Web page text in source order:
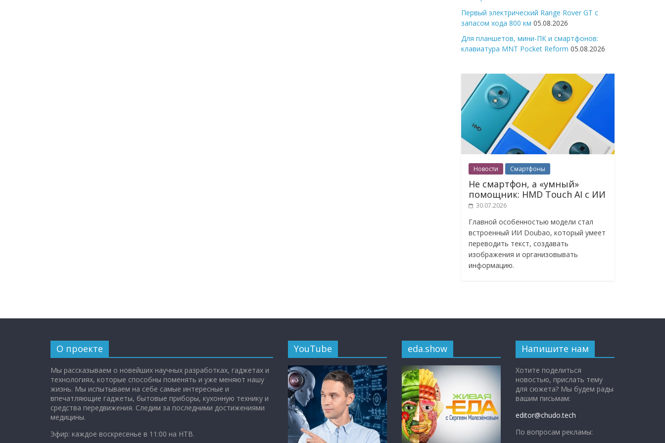
Первый электрический Range Rover GT с
запасом хода 800 км 05.08.2026
Для планшетов, мини-ПК и смартфонов:
клавиатура MNT Pocket Reform 05.08.2026
Новости Смартфоны
Не смартфон, а «умный»
помощник: HMD Touch AI с ИИ
30.07.2026
Главной особенностью модели стал
встроенный ИИ Doubao, который умеет
переводить текст, создавать
изображения и организовывать
информацию.
О проекте
Мы рассказываем о новейших научных разработках, гаджетах и
технологиях, которые способны поменять и уже меняют нашу
жизнь. Мы испытываем на себе самые интересные и
впечатляющие гаджеты, бытовые приборы, кухонную технику и
средства передвижения. Следим за последними достижениями
медицины.
Эфир: каждое воскресенье в 11:00 на НТВ.
YouTube eda.show Напишите нам
Хотите поделиться
новостью, прислать тему
для сюжета? Мы будем рады
вашим письмам:
editor@chudo.tech
По вопросам рекламы: